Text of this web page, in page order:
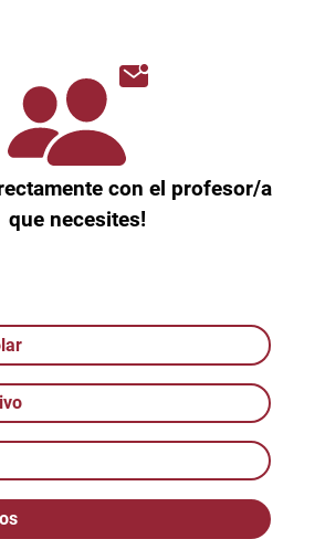
con el profesor/a
que necesites!